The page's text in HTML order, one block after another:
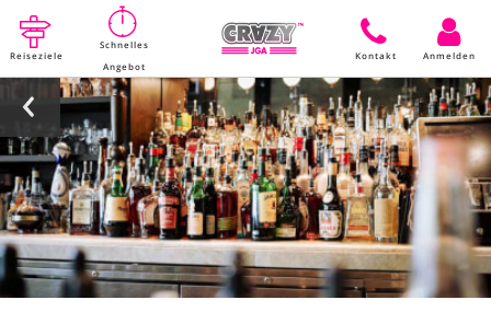
Reiseziele
Schnelles
Angebot
Kontakt Anmelden